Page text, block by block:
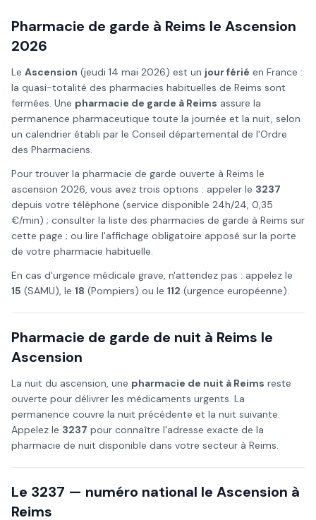
Pharmacie de garde à Reims le Ascension
2026
Le Ascension (jeudi 14 mai 2026) est un jour férié en France :
la quasi-totalité des pharmacies habituelles de Reims sont
fermées. Une pharmacie de garde à Reims assure la
permanence pharmaceutique toute la journée et la nuit, selon
un calendrier établi par le Conseil départemental de l'Ordre
des Pharmaciens.
Pour trouver la pharmacie de garde ouverte à Reims le
ascension 2026, vous avez trois options : appeler le 3237
depuis votre téléphone (service disponible 24h/24, 0,35
€/min) ; consulter la liste des pharmacies de garde à Reims sur
cette page ; ou lire l'affichage obligatoire apposé sur la porte
de votre pharmacie habituelle.
En cas d'urgence médicale grave, n'attendez pas : appelez le
15 (SAMU), le 18 (Pompiers) ou le 112 (urgence européenne).
Pharmacie de garde de nuit à Reims le
Ascension
La nuit du ascension, une pharmacie de nuit à Reims reste
ouverte pour délivrer les médicaments urgents. La
permanence couvre la nuit précédente et la nuit suivante.
Appelez le 3237 pour connaître l'adresse exacte de la
pharmacie de nuit disponible dans votre secteur à Reims.
Le 3237 — numéro national le Ascension à
Reims